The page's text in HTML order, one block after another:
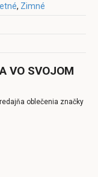
Letné, Zimné
VO SVOJOM
oblečenia značky